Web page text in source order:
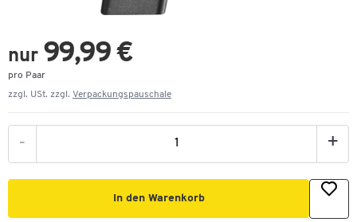
nur 99,99 €
pro Paar
zzgl. USt. zzgl. Verpackungspauschale
- +
In den Warenkorb